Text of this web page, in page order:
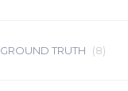
GROUND TRUTH (8)